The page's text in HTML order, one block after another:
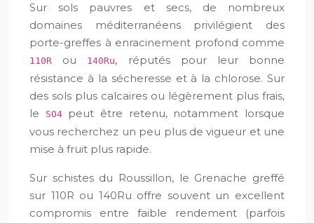
Sur sols pauvres et secs, de nombreux
domaines méditerranéens privilégient des
porte-greffes à enracinement profond comme
110R ou 140Ru, réputés pour leur bonne
résistance à la sécheresse et à la chlorose. Sur
des sols plus calcaires ou légèrement plus frais,
le
SO4peut être retenu, notamment lorsque
vous recherchez un peu plus de vigueur et une
mise à fruit plus rapide.
Sur schistes du Roussillon, le Grenache greffé
sur 110R ou 140Ru offre souvent un excellent
compromis entre faible rendement (parfois